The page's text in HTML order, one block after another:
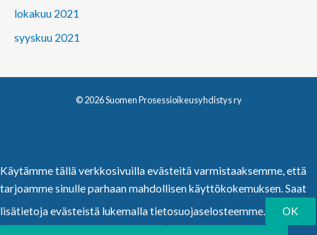
lokakuu 2021
syyskuu 2021
© 2026 Suomen Prosessioikeusyhdistys ry
Käytämme tällä verkkosivuilla evästeitä varmistaaksemme, että
tarjoamme sinulle parhaan mahdollisen käyttökokemuksen. Saat
lisätietoja evästeistä lukemalla tietosuojaselosteemme.
OK